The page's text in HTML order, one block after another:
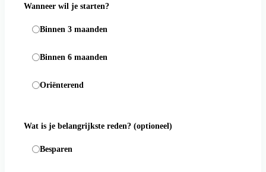
Wanneer wil je starten?
Binnen 3 maanden
Binnen 6 maanden
Oriënterend
Wat is je belangrijkste reden? (optioneel)
Besparen